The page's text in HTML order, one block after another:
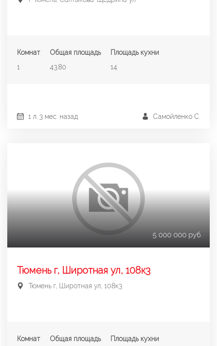
Комнат
1
Общая площадь
43.80
Площадь кухни
14
Самойленко С.
1 л. 3 мес. назад
5 000 000 руб.
Тюмень г, Широтная ул, 108к3
Тюмень г, Широтная ул, 108к3
Комнат
Общая площадь
Площадь кухни